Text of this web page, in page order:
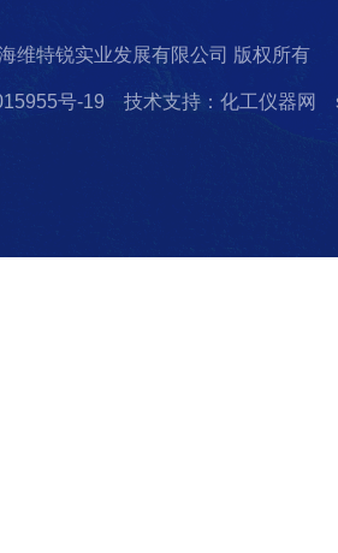
维特锐实业发展有限公司 版权所有
号-19 技术支持：化工仪器网